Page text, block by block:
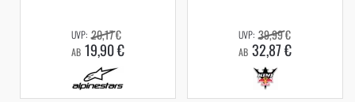
AB 19,90 €
20,17 €
AB 32,87 €
39,99 €